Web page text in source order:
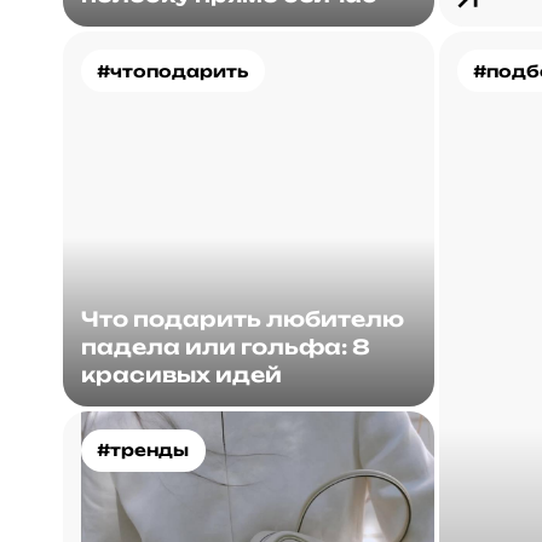
#чтоподарить
Что подарить любителю
падела или гольфа: 8
красивых идей
#тренды